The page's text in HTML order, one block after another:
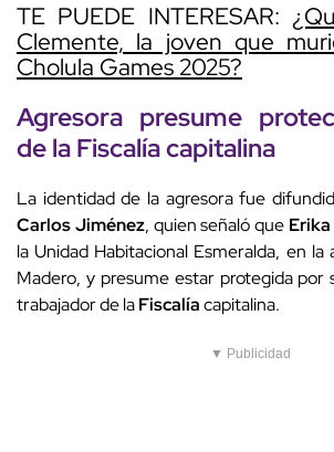
TE PUEDE INTERESAR:
Clemente, la joven que
Cholula Games 2025?
Agresora presume
de laFiscalíacapitalina
La identidad de la agresora fue
CarlosJiménez, quien señaló que Erika
la Unidad Habitacional Esmeralda, en la
Madero, y presume estar protegida por
trabajador de laFiscalíacapitalina.
▼ Publicidad